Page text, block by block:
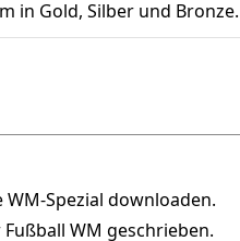
in Gold, Silber und Bronze.
Spezial downloaden.
WM geschrieben.